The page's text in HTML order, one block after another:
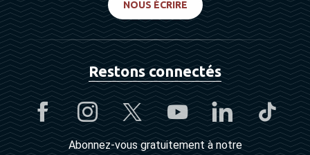
NOUS ÉCRIRE
Restons connectés
Abonnez-vous gratuitement à notre